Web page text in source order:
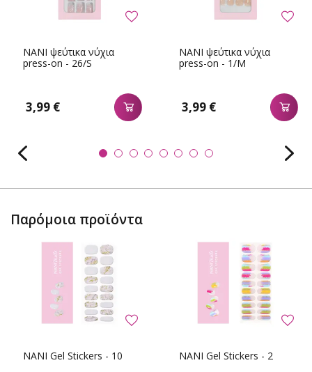
NANI ψεύτικα νύχια
press-on - 26/S
3,99 €
NANI ψεύτικα νύχια
press-on - 1/M
3,99 €
Παρόμοια προϊόντα
NANI Gel Stickers - 10 NANI Gel Stickers - 2